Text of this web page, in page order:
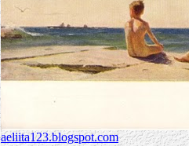
aeliita123.blogspot.com